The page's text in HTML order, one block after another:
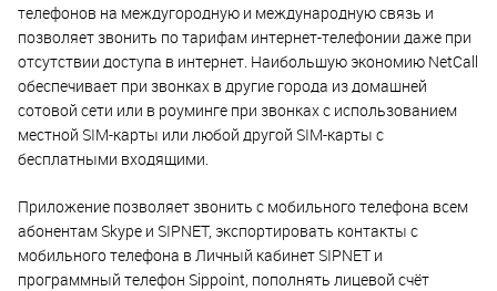
телефонов на междугородную и международную связь и
позволяет звонить по тарифам интернет-телефонии даже при
отсутствии доступа в интернет. Наибольшую экономию NetCall
обеспечивает при звонках в другие города из домашней
сотовой сети или в роуминге при звонках с использованием
местной SIM-карты или любой другой SIM-карты с
бесплатными входящими.
Приложение позволяет звонить с мобильного телефона всем
абонентам Skype и SIPNET, экспортировать контакты с
мобильного телефона в Личный кабинет SIPNET и
программный телефон Sippoint, пополнять лицевой счёт